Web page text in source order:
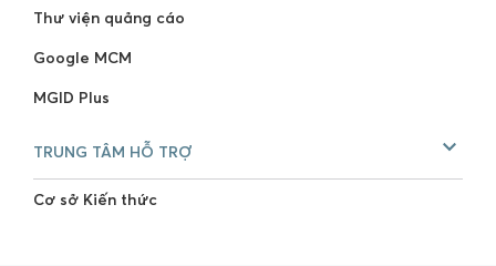
Thư viện quảng cáo
Google MCM
MGID Plus
TRUNG TÂM HỖ TRỢ
Cơ sở Kiến thức